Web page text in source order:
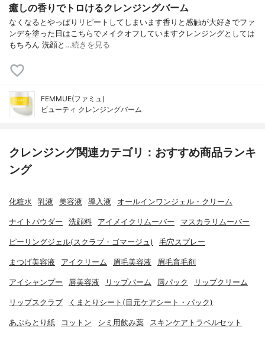
癒しの香りでトロけるクレンジングバーム
なくなるとやっぱりリピートしてしまいます香りと感触が大好きでファ
ンデを塗った日はこちらでメイクオフしていますクレンジングとしては
もちろん 洗顔と…続きを見る
FEMMUE(ファミュ)
ビューティ クレンジングバーム
クレンジング関連カテゴリ：おすすめ商品ランキ
ング
化粧水 乳液 美容液 導入液 オールインワンジェル・クリーム
ナイトパウダー 洗顔料 アイメイクリムーバー マスカラリムーバー
ピーリングジェル(スクラブ・ゴマージュ) 毛穴スプレー
まつげ美容液 アイクリーム 眉毛美容液 眉毛育毛剤
アイシャンプー 唇美容液 リップバーム 唇パック リップクリーム
リップスクラブ くまとりシート(目元ケアシート・パック)
あぶらとり紙 コットン シミ用飲み薬 スキンケアトラベルセット